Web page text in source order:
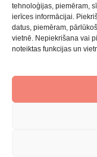
tehnoloģijas, piemēram,
ierīces informācijai.
datus, piemēram,
vietnē. Nepiekrišana vai
noteiktas funkcijas un
Seko mums:
Par mumsKontakti